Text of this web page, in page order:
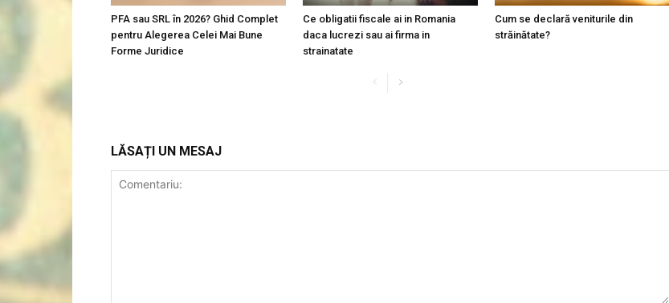
PFA sau SRL în 2026? Ghid Complet
pentru Alegerea Celei Mai Bune
Forme Juridice
Ce obligatii fiscale ai in Romania
daca lucrezi sau ai firma in
strainatate
Cum se declară veniturile din
străinătate?
LĂSAȚI UN MESAJ